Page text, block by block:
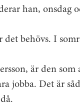
han, onsdag
behövs. I
är den
jobba. Det är